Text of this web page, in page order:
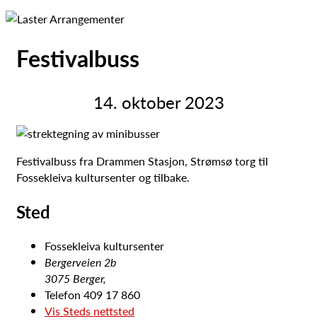
Festivalbuss
14. oktober 2023
Festivalbuss fra Drammen Stasjon, Strømsø torg til
Fossekleiva kultursenter og tilbake.
Sted
Fossekleiva kultursenter
Bergerveien 2b
3075 Berger,
Telefon 409 17 860
Vis Steds nettsted